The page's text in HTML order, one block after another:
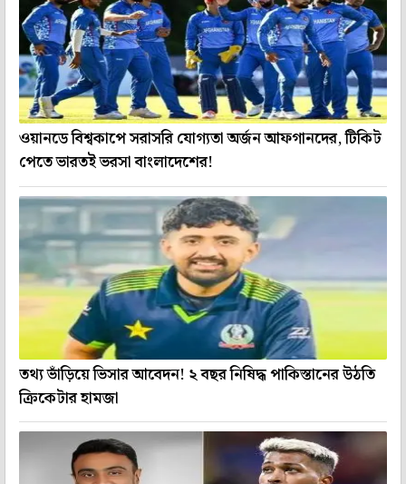
ওয়ানডে বিশ্বকাপে সরাসরি যোগ্যতা অর্জন আফগানদের, টিকিট
পেতে ভারতই ভরসা বাংলাদেশের!
তথ্য ভাঁড়িয়ে ভিসার আবেদন! ২ বছর নিষিদ্ধ পাকিস্তানের উঠতি
ক্রিকেটার হামজা